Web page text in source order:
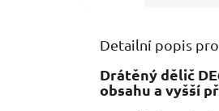
Detailní popis
Drátěný dělič
obsahu a vyšší